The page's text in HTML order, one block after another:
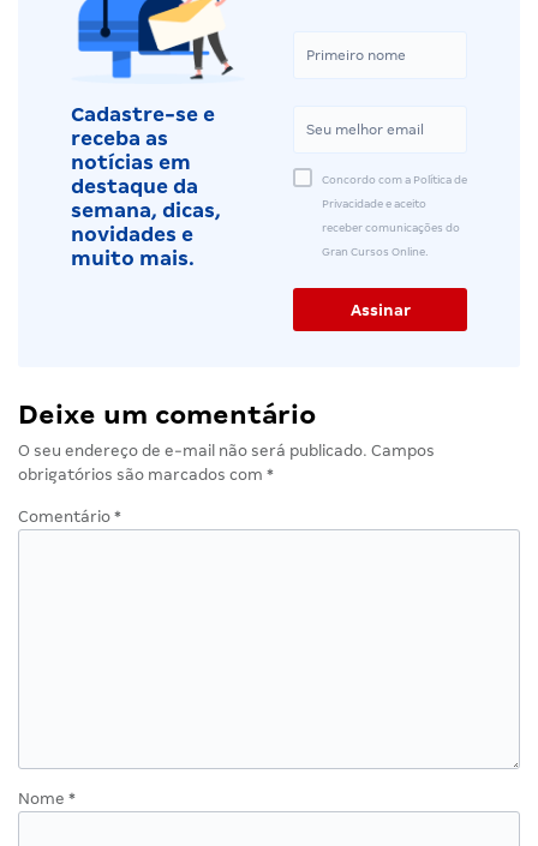
Cadastre-se e
receba as
notícias em
destaque da
semana, dicas,
novidades e
muito mais.
Concordo com a Política de
Privacidade e aceito
receber comunicações do
Gran Cursos Online.
Deixe um comentário
O seu endereço de e-mail não será publicado. Campos
obrigatórios são marcados com *
Comentário *
Nome *